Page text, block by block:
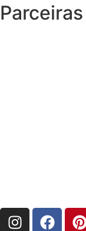
Parceiras